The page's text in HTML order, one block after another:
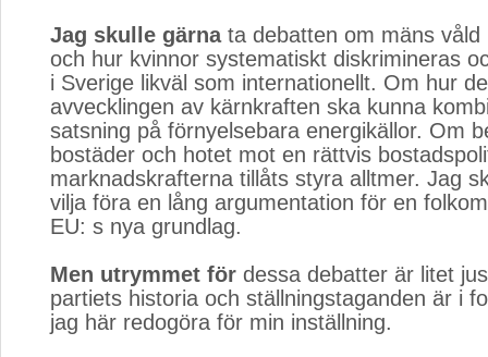
Jag skulle gärnata debatten om mäns våld
och hur kvinnor systematiskt diskrimineras
i Sverige likväl som internationellt. Om hur
avvecklingen av kärnkraften ska kunna
satsning på förnyelsebara energikällor. Om
bostäder och hotet mot en rättvis
marknadskrafterna tillåts styra alltmer. Jag
vilja föra en lång argumentation för en
EU: s nya grundlag.
Men utrymmet för dessa debatter är litet
partiets historia och ställningstaganden är i
jag här redogöra för min inställning.